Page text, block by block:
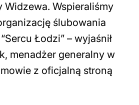
Wspieraliśmy
ślubowania
Łodzi” – wyjaśnił
menadżer generalny w
z oficjalną stroną